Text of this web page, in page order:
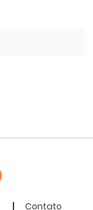
Contato